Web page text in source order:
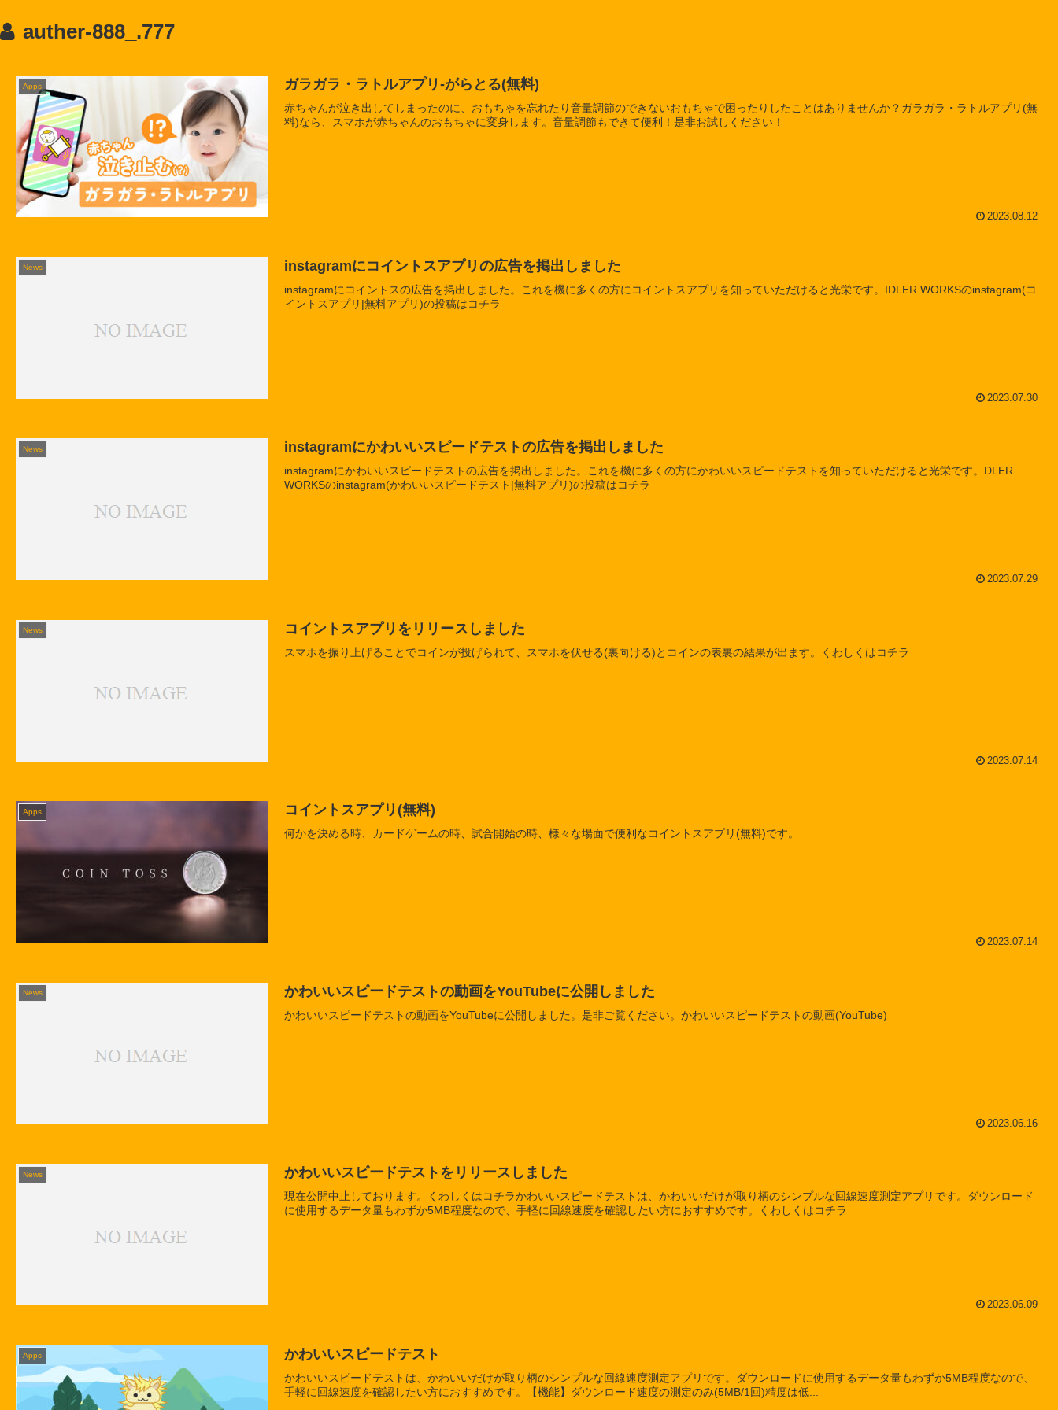
auther-888_.777
Apps ガラガラ・ラトルアプリ-がらとる(無料)
赤ちゃんが泣き出してしまったのに、おもちゃを忘れたり音量調節のできないおもちゃで困ったりしたことはありませんか？ガラガラ・ラトルアプリ(無
料)なら、スマホが赤ちゃんのおもちゃに変身します。音量調節もできて便利！是非お試しください！
2023.08.12
News instagramにコイントスアプリの広告を掲出しました
instagramにコイントスの広告を掲出しました。これを機に多くの方にコイントスアプリを知っていただけると光栄です。IDLER WORKSのinstagram(コ
イントスアプリ|無料アプリ)の投稿はコチラ
2023.07.30
News instagramにかわいいスピードテストの広告を掲出しました
instagramにかわいいスピードテストの広告を掲出しました。これを機に多くの方にかわいいスピードテストを知っていただけると光栄です。DLER
WORKSのinstagram(かわいいスピードテスト|無料アプリ)の投稿はコチラ
2023.07.29
News コイントスアプリをリリースしました
スマホを振り上げることでコインが投げられて、スマホを伏せる(裏向ける)とコインの表裏の結果が出ます。くわしくはコチラ
2023.07.14
Apps コイントスアプリ(無料)
何かを決める時、カードゲームの時、試合開始の時、様々な場面で便利なコイントスアプリ(無料)です。
2023.07.14
News かわいいスピードテストの動画をYouTubeに公開しました
かわいいスピードテストの動画をYouTubeに公開しました。是非ご覧ください。かわいいスピードテストの動画(YouTube)
2023.06.16
News かわいいスピードテストをリリースしました
現在公開中止しております。くわしくはコチラかわいいスピードテストは、かわいいだけが取り柄のシンプルな回線速度測定アプリです。ダウンロード
に使用するデータ量もわずか5MB程度なので、手軽に回線速度を確認したい方におすすめです。くわしくはコチラ
2023.06.09
Apps かわいいスピードテスト
かわいいスピードテストは、かわいいだけが取り柄のシンプルな回線速度測定アプリです。ダウンロードに使用するデータ量もわずか5MB程度なので、
手軽に回線速度を確認したい方におすすめです。【機能】ダウンロード速度の測定のみ(5MB/1回)精度は低...